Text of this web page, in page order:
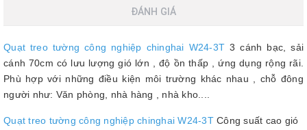
ĐÁNH GIÁ
Quạt treo tường công nghiệp chinghai W24-3T 3 cánh bạc, sải
cánh 70cm có lưu lượng gió lớn , độ ồn thấp , ứng dụng rộng rãi.
Phù hợp với những điều kiện môi trường khác nhau , chỗ đông
người như: Văn phòng, nhà hàng , nhà kho....
Quạt treo tường công nghiệp chinghai W24-3TCông suất cao gió